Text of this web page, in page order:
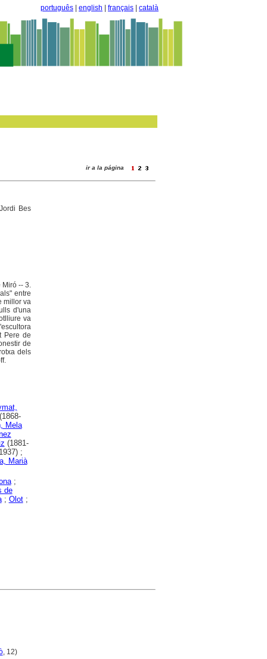
português english français català
ir a la página
Bes
Miró -- 3.
entre
millor va
d'una
va
Pere de
de
dels
(1868-
Mela
(1881-
;
Marià
;
de
; Olot;
, 12)